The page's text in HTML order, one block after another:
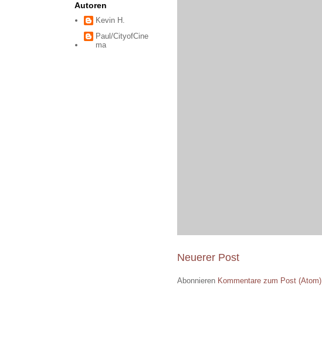
Neuerer Post
Abonnieren Kommentare zum Post (Atom)
Autoren
Kevin H.
Paul/CityofCine
ma